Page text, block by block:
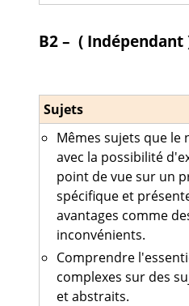
B2 – ( Indépendant
Sujets
Mêmes sujets que le
avec la possibilité
point de vue sur un
spécifique et
avantages comme
inconvénients.
Comprendre
complexes sur des
et abstraits.